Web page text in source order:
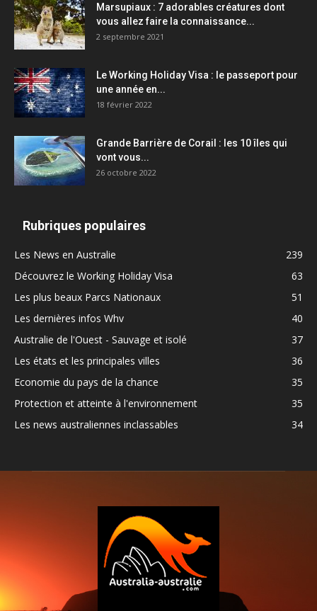
Marsupiaux : 7 adorables créatures dont
vous allez faire la connaissance...
2 septembre 2021
Le Working Holiday Visa : le passeport pour
une année en...
18 février 2022
Grande Barrière de Corail : les 10 îles qui
vont vous...
26 octobre 2022
Rubriques populaires
Les News en Australie
239
Découvrez le Working Holiday Visa
63
Les plus beaux Parcs Nationaux
51
Les dernières infos Whv
40
Australie de l'Ouest - Sauvage et isolé
37
Les états et les principales villes
36
Economie du pays de la chance
35
Protection et atteinte à l'environnement
35
Les news australiennes inclassables
34